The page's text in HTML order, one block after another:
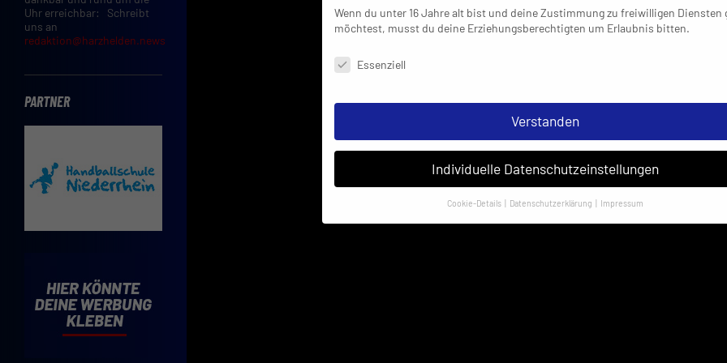
Uhr erreichbar: Schreibt
uns an
redaktion@harzhelden.news
PARTNER
Wenn du unter 16 Jahre alt bist und deine Zustimmung zu freiwilligen Diensten
möchtest, musst du deine Erziehungsberechtigten um Erlaubnis bitten.
Datenschutzeinstellungen & Nutzungsbedingungen
Essenziell
Verstanden
Individuelle Datenschutzeinstellungen
Cookie-Details Datenschutzerklärung Impressum
Datenschutzeinstellungen